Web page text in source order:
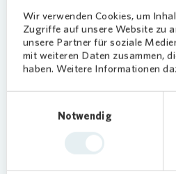
Wir verwenden Cookies, um
Zugriffe auf unsere Website zu
unsere Partner für soziale
mit weiteren Daten zusammen,
haben. Weitere Informationen
Notwendig
den
„Heute
gestalten.
jede